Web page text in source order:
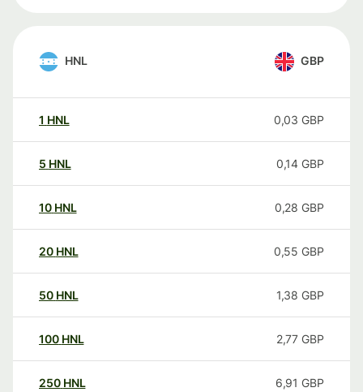
HNL GBP
1 HNL 0,03 GBP
5 HNL 0,14 GBP
10 HNL 0,28 GBP
20 HNL 0,55 GBP
50 HNL 1,38 GBP
100 HNL 2,77 GBP
250 HNL 6,91 GBP